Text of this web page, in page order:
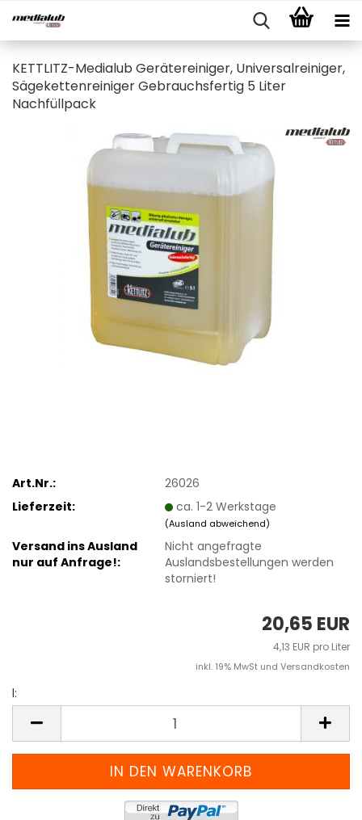
KETTLITZ-Medialub Gerätereiniger, Universalreiniger,
Sägekettenreiniger Gebrauchsfertig 5 Liter
Nachfüllpack
Art.Nr.:
26026
Lieferzeit:
ca. 1-2 Werkstage
(Ausland abweichend)
Versand ins Ausland
nur auf Anfrage!:
Nicht angefragte
Auslandsbestellungen werden
storniert!
20,65 EUR
4,13 EUR pro Liter
inkl. 19% MwSt und Versandkosten
l: